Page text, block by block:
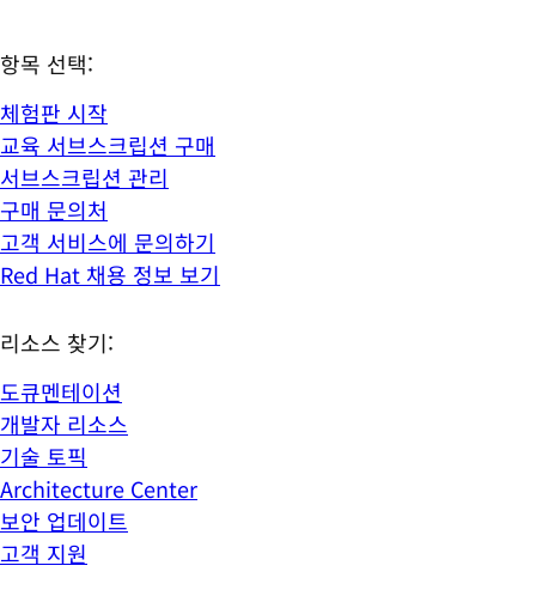
항목 선택:
체험판 시작
교육 서브스크립션 구매
서브스크립션 관리
구매 문의처
고객 서비스에 문의하기
Red Hat 채용 정보 보기
리소스 찾기:
도큐멘테이션
개발자 리소스
기술 토픽
Architecture Center
보안 업데이트
고객 지원